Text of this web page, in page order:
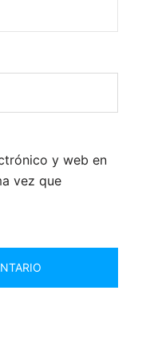
y web en
vez que